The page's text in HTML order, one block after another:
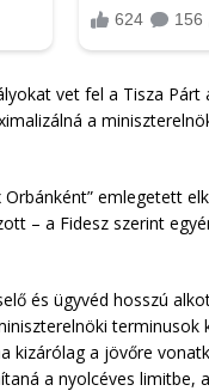
vet fel a Tisza
a
Orbánként” emlegetett
– a Fidesz szerint
és ügyvéd hosszú
terminusok
kizárólag a jövőre
a nyolcéves limitbe,